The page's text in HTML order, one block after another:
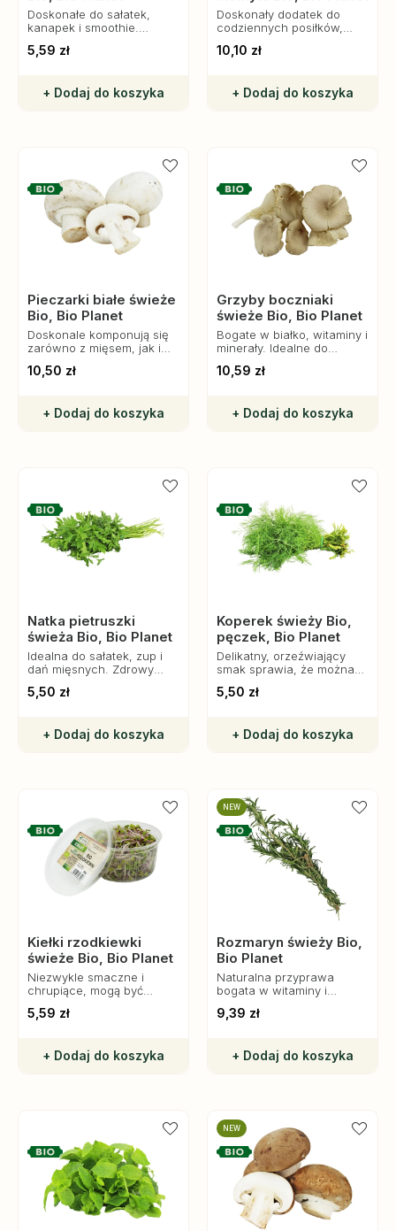
Doskonałe do sałatek,
kanapek i smoothie.
przekąska.
5,59 zł
+ Dodaj do koszyka
Doskonały dodatek do
codziennych posiłków,
wartość odżywczą.
10,10 zł
+ Dodaj do koszyka
Pieczarki białe świeże
Bio, Bio Planet
Doskonale komponują się
zarówno z mięsem, jak i
także jako dodatek do
10,50 zł
+ Dodaj do koszyka
Grzyby boczniaki
świeże Bio, Bio Planet
Bogate w białko, witaminy i
minerały. Idealne do
dań mięsnych.
10,59 zł
+ Dodaj do koszyka
Natka pietruszki
świeża Bio, Bio Planet
Idealna do sałatek, zup i
dań mięsnych. Zdrowy
diety.
5,50 zł
+ Dodaj do koszyka
Koperek świeży Bio,
pęczek, Bio Planet
Delikatny, orzeźwiający
smak sprawia, że można
surowo, jak i do dekoracji
5,50 zł
+ Dodaj do koszyka
Kiełki rzodkiewki
świeże Bio, Bio Planet
Niezwykle smaczne i
chrupiące, mogą być
jako element zdrowych
5,59 zł
+ Dodaj do koszyka
NEW
Rozmaryn świeży Bio,
Bio Planet
Naturalna przyprawa
bogata w witaminy i
mięs, ryb, warzyw i sosów.
9,39 zł
+ Dodaj do koszyka
NEW